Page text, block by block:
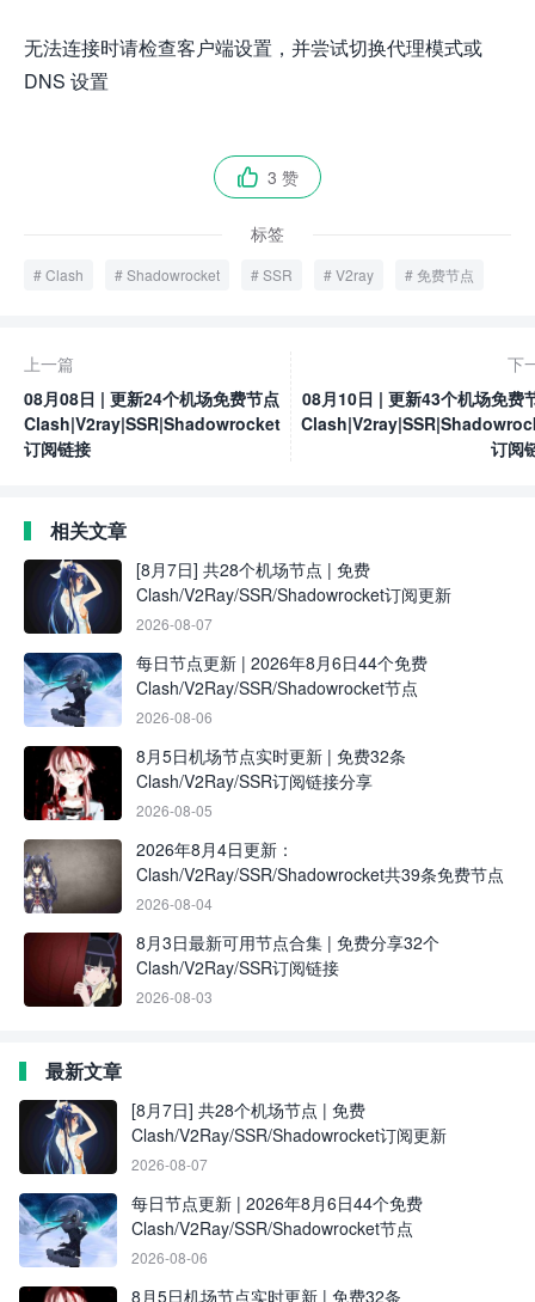
无法连接时请检查客户端设置，并尝试切换代理模式或
DNS 设置
 3 赞
标签
Clash Shadowrocket SSR V2ray 免费节点
上一篇
08月08日 | 更新24个机场免费节点
Clash|V2ray|SSR|Shadowrocket
订阅链接
下
08月10日 | 更新43个机场免费
订阅
相关文章
[8月7日] 共28个机场节点 | 免费
Clash/V2Ray/SSR/Shadowrocket订阅更新
2026-08-07
每日节点更新 | 2026年8月6日44个免费
Clash/V2Ray/SSR/Shadowrocket节点
2026-08-06
8月5日机场节点实时更新 | 免费32条
Clash/V2Ray/SSR订阅链接分享
2026-08-05
2026年8月4日更新：
Clash/V2Ray/SSR/Shadowrocket共39条免费节点
2026-08-04
8月3日最新可用节点合集 | 免费分享32个
Clash/V2Ray/SSR订阅链接
2026-08-03
最新文章
[8月7日] 共28个机场节点 | 免费
Clash/V2Ray/SSR/Shadowrocket订阅更新
2026-08-07
每日节点更新 | 2026年8月6日44个免费
Clash/V2Ray/SSR/Shadowrocket节点
2026-08-06
8月5日机场节点实时更新 | 免费32条